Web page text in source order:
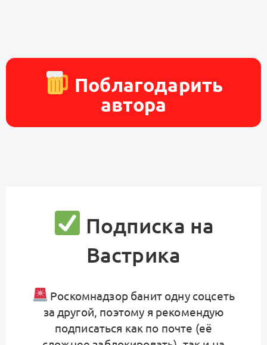
Поблагодарить
автора
Подписка на
Вастрика
Роскомнадзор банит одну соцсеть
за другой, поэтому я рекомендую
подписаться как по почте (её